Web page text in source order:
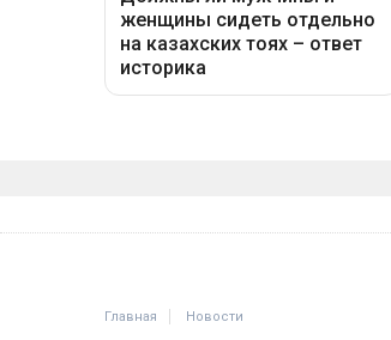
Главная Новости